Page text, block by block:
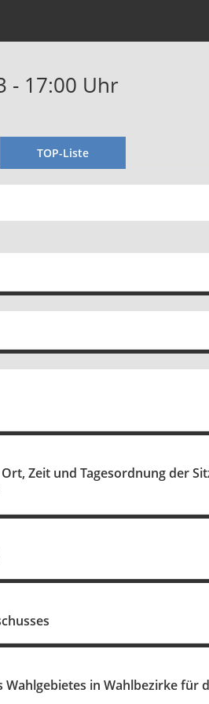
- 17:00 Uhr
TOP-Liste
Zeit und Tagesordnung der
in Wahlbezirke für